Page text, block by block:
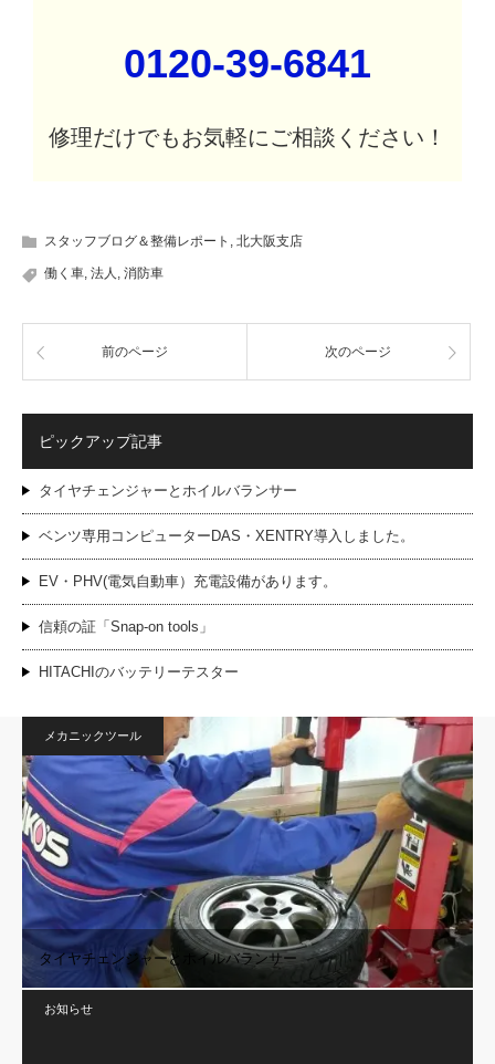
0120-39-6841
修理だけでもお気軽にご相談ください！
スタッフブログ＆整備レポート , 北大阪支店
働く車, 法人 , 消防車
前のページ 次のページ
ピックアップ記事
タイヤチェンジャーとホイルバランサー
ベンツ専用コンピューターDAS・XENTRY導入しました。
EV・PHV(電気自動車）充電設備があります。
信頼の証「Snap-on tools」
HITACHIのバッテリーテスター
メカニックツール
タイヤチェンジャーとホイルバランサー
お知らせ